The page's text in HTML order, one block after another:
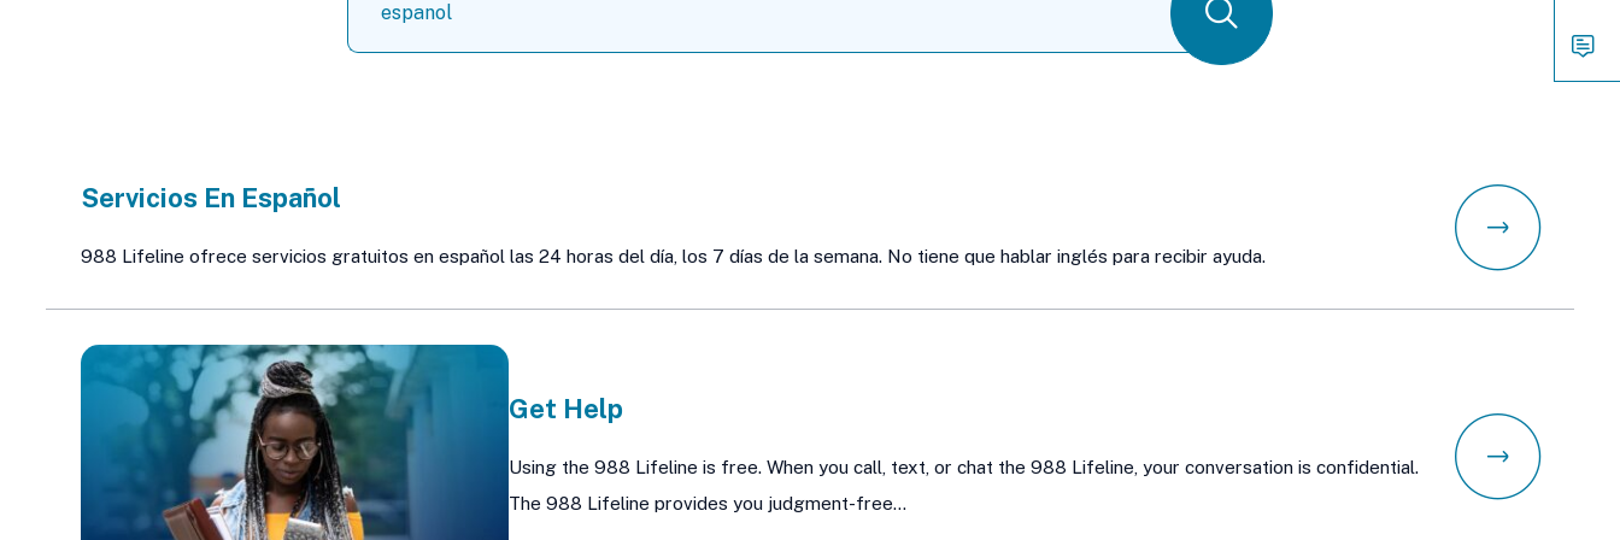
Search
Servicios En Español
988 Lifeline ofrece servicios gratuitos en español las 24 horas del día, los 7 días de la semana. No tiene que hablar inglés para recibir ayuda.
Get Help
Using the 988 Lifeline is free. When you call, text, or chat the 988 Lifeline, your conversation is confidential.
The 988 Lifeline provides you judgment-free…
Ways
to